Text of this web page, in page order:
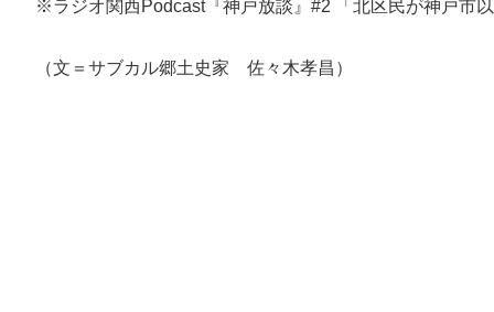
※ラジオ関西Podcast『神戸放談』#2 「北区民が神戸市
（文＝サブカル郷土史家 佐々木孝昌）